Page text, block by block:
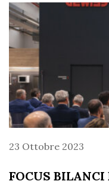
23 Ottobre 2023
FOCUS